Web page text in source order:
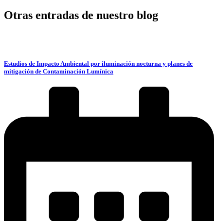
Otras entradas de nuestro blog
Estudios de Impacto Ambiental por iluminación nocturna y planes de
mitigación de Contaminación Lumínica